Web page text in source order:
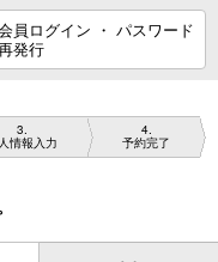
員ログイン ・ パスワード
発行
3
情報入力
4
予約完了